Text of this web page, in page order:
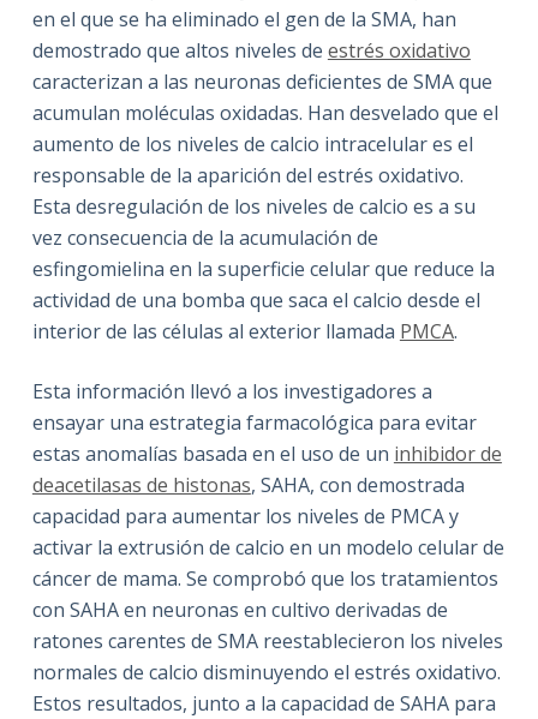
en el que se ha eliminado el gen de la SMA, han
demostrado que altos niveles de estrés oxidativo
caracterizan a las neuronas deficientes de SMA que
acumulan moléculas oxidadas. Han desvelado que el
aumento de los niveles de calcio intracelular es el
responsable de la aparición del estrés oxidativo.
Esta desregulación de los niveles de calcio es a su
vez consecuencia de la acumulación de
esfingomielina en la superficie celular que reduce la
actividad de una bomba que saca el calcio desde el
interior de las células al exterior llamada PMCA.
Esta información llevó a los investigadores a
ensayar una estrategia farmacológica para evitar
estas anomalías basada en el uso de un inhibidor de
deacetilasas de histonas, SAHA, con demostrada
capacidad para aumentar los niveles de PMCA y
activar la extrusión de calcio en un modelo celular de
cáncer de mama. Se comprobó que los tratamientos
con SAHA en neuronas en cultivo derivadas de
ratones carentes de SMA reestablecieron los niveles
normales de calcio disminuyendo el estrés oxidativo.
Estos resultados, junto a la capacidad de SAHA para